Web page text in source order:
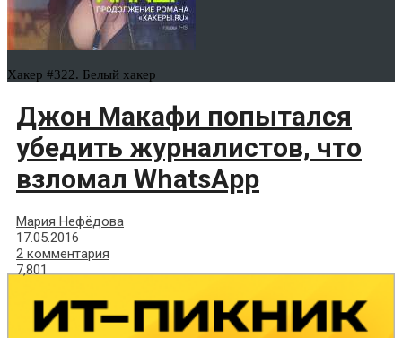
Хакер #322. Белый хакер
Джон Макафи попытался
убедить журналистов, что
взломал WhatsApp
Мария Нефёдова
17.05.2016
2 комментария
7,801